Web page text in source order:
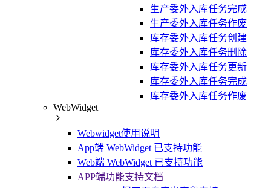
生产委外入库任务完成
生产委外入库任务作废
库存委外入库任务创建
库存委外入库任务删除
库存委外入库任务更新
库存委外入库任务完成
库存委外入库任务作废
WebWidget
Webwidget使用说明
App端 WebWidget 已支持功能
Web端 WebWidget 已支持功能
APP端功能支持文档